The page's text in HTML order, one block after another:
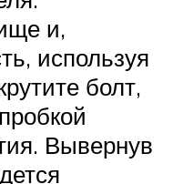
и,
используя
болт,
Вывернув